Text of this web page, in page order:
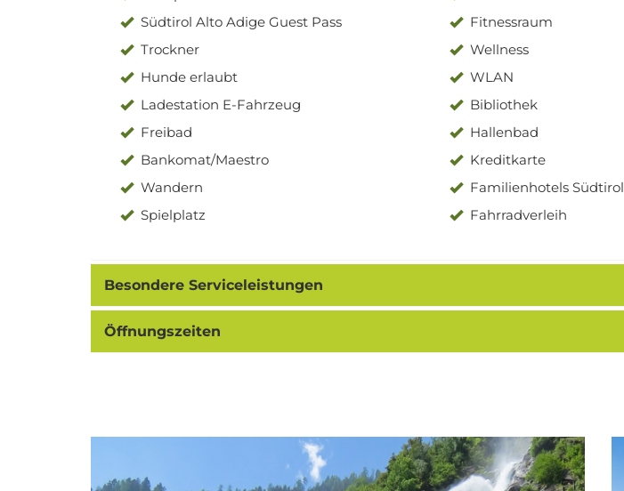
Südtirol Alto Adige Guest Pass
Fitnessraum
Trockner
Wellness
Hunde erlaubt
WLAN
Ladestation E-Fahrzeug
Bibliothek
Freibad
Hallenbad
Bankomat/Maestro
Kreditkarte
Wandern
Familienhotels Südtirol
Spielplatz
Fahrradverleih
Besondere Serviceleistungen
Öffnungszeiten